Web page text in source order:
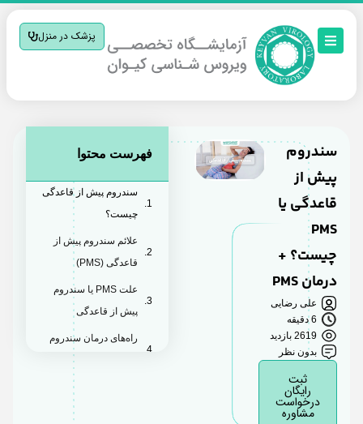
پزشک در منزل
سندروم
پیش از
قاعدگی یا
PMS
چیست؟ +
درمان PMS
علی رضایی
6 دقیقه
2619 بازدید
بدون نظر
رایگان
درخواست
مشاوره
فهرست محتوا
سندروم پیش از قاعدگی
چیست؟
علائم سندروم پیش از
قاعدگی (PMS)
علت PMS یا سندروم
پیش از قاعدگی
راه‌های درمان سندروم